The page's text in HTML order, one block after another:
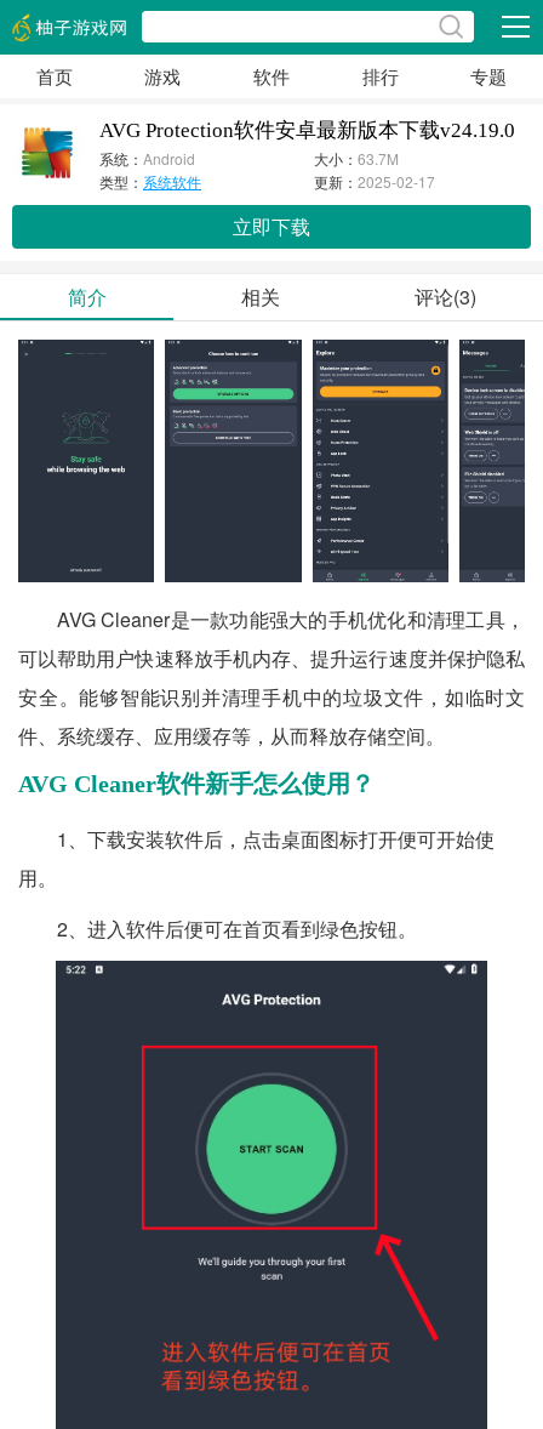
展开
首页 游戏 软件 排行 专题
AVG Protection软件安卓最新版本下载v24.19.0
系统： Android 大小：63.7M
类型： 系统软件 更新：2025-02-17
立即下载
简介 相关 评论(3)
AVG Cleaner是一款功能强大的手机优化和清理工具，
可以帮助用户快速释放手机内存、提升运行速度并保护隐私
安全。能够智能识别并清理手机中的垃圾文件，如临时文
件、系统缓存、应用缓存等，从而释放存储空间。
AVG Cleaner软件新手怎么使用？
1、下载安装软件后，点击桌面图标打开便可开始使
用。
2、进入软件后便可在首页看到绿色按钮。